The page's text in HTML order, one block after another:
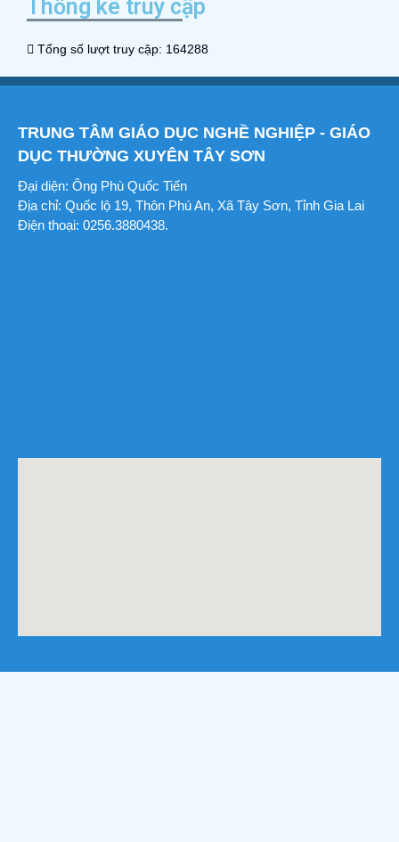
Thống kê truy cập
Tổng số lượt truy cập: 164288
TRUNG TÂM GIÁO DỤC NGHỀ NGHIỆP - GIÁO
DỤC THƯỜNG XUYÊN TÂY SƠN
Đại diện: Ông Phù Quốc Tiến
Địa chỉ: Quốc lộ 19, Thôn Phú An, Xã Tây Sơn, Tỉnh Gia Lai
Điện thoại: 0256.3880438.